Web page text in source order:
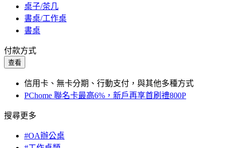
桌子/茶几
書桌/工作桌
書桌
付款方式
查看
信用卡、無卡分期、行動支付，與其他多種方式
PChome 聯名卡最高6%，新戶再享首刷禮800P
搜尋更多
#OA辦公桌